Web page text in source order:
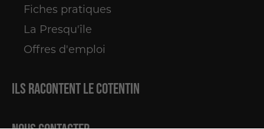
Fiches pratiques
La Presqu'île
Offres d'emploi
Ils racontentle Cotentin